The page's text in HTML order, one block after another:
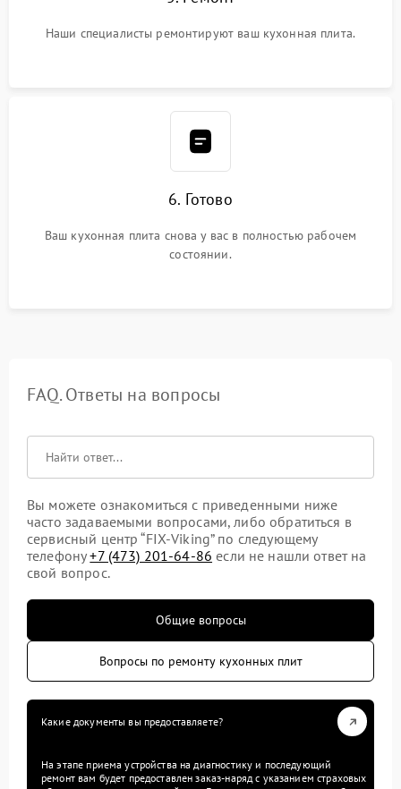
Наши специалисты ремонтируют ваш кухонная плита.
6. Готово
Ваш кухонная плита снова у вас в полностью рабочем
состоянии.
FAQ. Ответы на вопросы
Вы можете ознакомиться с приведенными ниже
часто задаваемыми вопросами, либо обратиться в
сервисный центр “FIX-Viking” по следующему
телефону+7 (473) 201-64-86 если не нашли ответ на
свой вопрос.
Общие вопросы
Вопросы по ремонту кухонных плит
Какие документы вы предоставляете?
На этапе приема устройства на диагностику и последующий
ремонт вам будет предоставлен заказ-наряд с указанием страховых